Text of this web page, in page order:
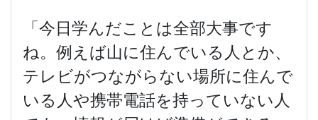
「今日学んだことは全部大事です
ね。例えば山に住んでいる人とか、
テレビがつながらない場所に住んで
いる人や携帯電話を持っていない人